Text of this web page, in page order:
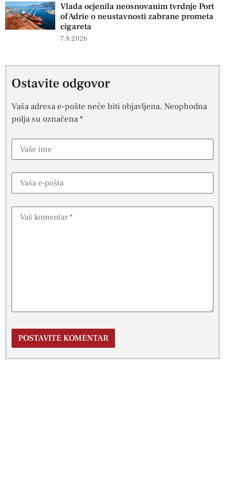
Vlada ocjenila neosnovanim tvrdnje Port
of Adrie o neustavnosti zabrane prometa
cigareta
7.8.2026
Ostavite odgovor
Vaša adresa e-pošte neće biti objavljena. Neophodna
polja su označena*